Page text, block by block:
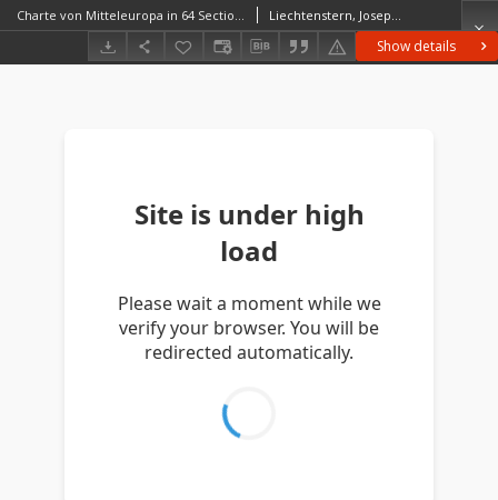
Show details
Charte von Mitteleuropa in 64 Sectionen. 30, Der Mittlere Theil von Galizien Liechtenstern, Joseph Marx von (1765–1828)